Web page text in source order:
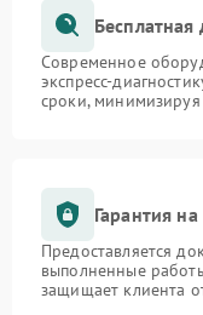
Современное
экспресс-
сроки, минимизируя
Гарантия
Предоставляется
выполненные
защищает клиента